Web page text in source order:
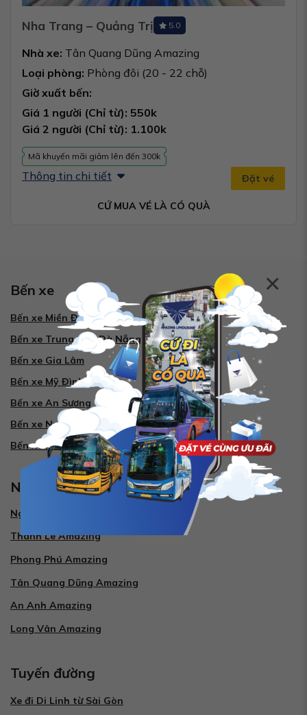
×
Nha Trang – Quảng Trị 5.0
Nhà xe: Tân Quang Dũng Amazing
Loại phòng: Phòng đôi (20 - 22 chỗ)
Giờ xuất bến:
Giá 1 người (Chỉ từ): 550k
Giá 2 người (Chỉ từ): 1.100k
Mã khuyến mãi giảm lên đến 300k
Thông tin chi tiết Đặt vé
CỨ MUA VÉ LÀ CÓ QUÀ
Bến xe
Bến xe Miền Đông
Bến xe Trung tâm Đà Nẵng
Bến xe Gia Lâm
Bến xe Mỹ Đình
Bến xe An Sương
Bến xe Nước Ngầm
Bến xe Miền Tây
Nhà xe
Nguyễn Kim Amazing
Thành Lê Amazing
Phong Phú Amazing
Tân Quang Dũng Amazing
An Anh Amazing
Long Vân Amazing
Tuyến đường
Xe đi Di Linh từ Sài Gòn